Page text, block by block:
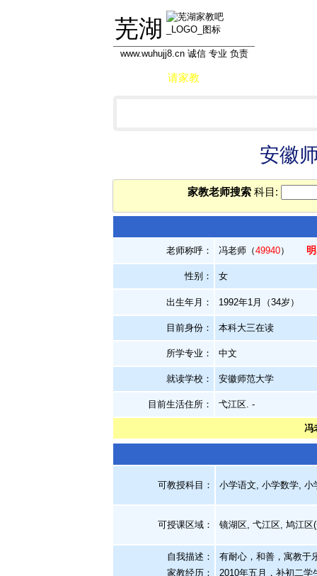
芜湖
www.wuhujj8.cn 诚信 专业 负责
请家教
安徽
家教老师搜索 科目:
老师称呼： 冯老师（49940）
性别： 女
出生年月： 1992年1月（34岁）
目前身份： 本科大三在读
所学专业： 中文
就读学校： 安徽师范大学
目前生活住所： 弋江区. -
冯
可教授科目： 小学语文, 小学数学,
可授课区域： 镜湖区, 弋江区, 鸠江区
自我描述：
家教经历 ：
有耐心，和善，寓教于
2010年五月，补初二学